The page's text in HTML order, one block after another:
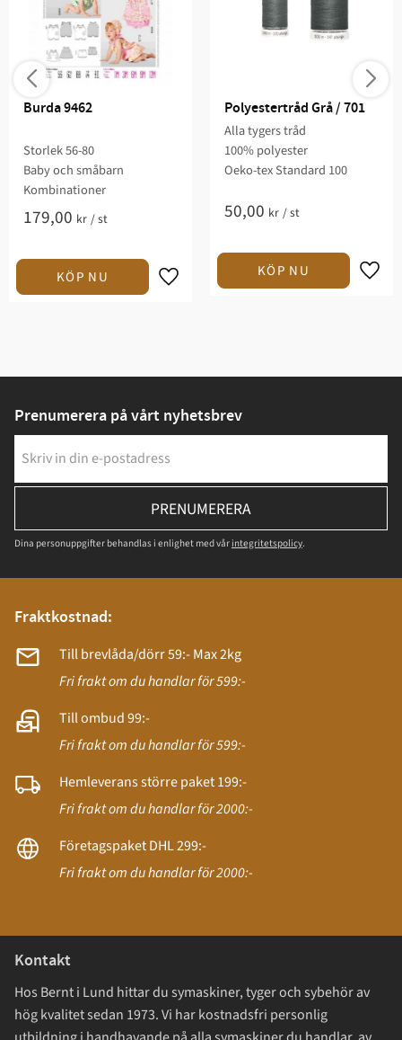
Burda 9462
Storlek 56-80
Baby och småbarn
Kombinationer
179,00 kr /st
Polyestertråd Grå / 701
Alla tygers tråd
100% polyester
Oeko-tex Standard 100
50,00 kr /st
Prenumerera på vårt nyhetsbrev
PRENUMERERA
Dina personuppgifter behandlas i enlighet med vår integritetspolicy.
Fraktkostnad:
Till brevlåda/dörr 59:- Max 2kg
Fri frakt om du handlar för 599:-
Till ombud 99:-
Fri frakt om du handlar för 599:-
Hemleverans större paket 199:-
Fri frakt om du handlar för 2000:-
Företagspaket DHL 299:-
Fri frakt om du handlar för 2000:-
Kontakt
Hos Bernt i Lund hittar du symaskiner, tyger och sybehör av
hög kvalitet sedan 1973. Vi har kostnadsfri personlig